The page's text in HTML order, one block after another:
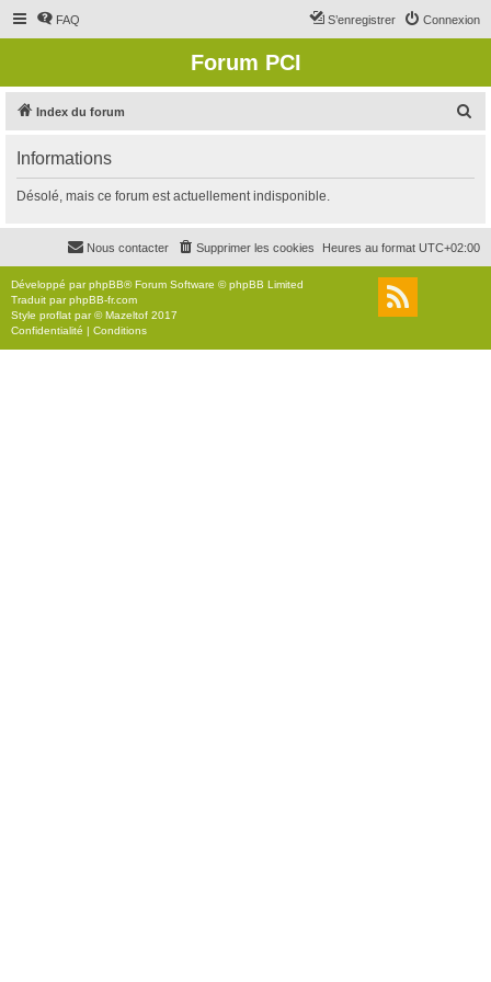
FAQ Connexion
S’enregistrer
Forum PCI
Index du forum
r
c
r
Informations
Désolé, mais ce forum est actuellement indisponible.
Heures au format UTC+02:00
Supprimer les cookies
Nous contacter
Développé parphpBB® Forum Software © phpBB Limited
Traduit parphpBB-fr.com
Style proflat par ©Mazeltof 2017
Confidentialité | Conditions